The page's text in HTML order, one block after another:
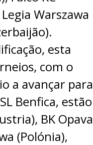
Warszawa
esta
com o
a avançar para
Benfica, estão
BK Opava
(Polónia),